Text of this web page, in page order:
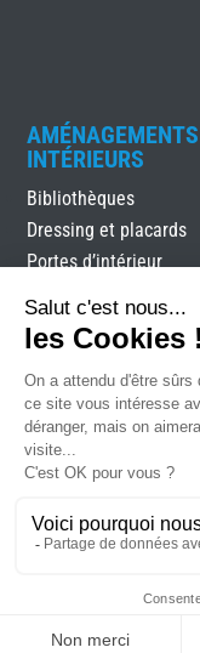
AMÉNAGEMENTS
INTÉRIEURS
Bibliothèques
Dressing et placards
Portes d’intérieur
Stores intérieurs
Verrières